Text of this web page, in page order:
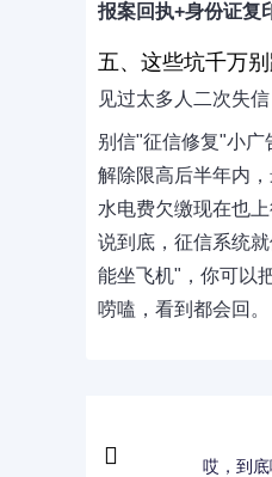
报案回执+身份证复
五、这些坑千万别
见过太多人二次失
别信"征信修复"小广
解除限高后半年内
水电费欠缴现在也
说到底，征信系统
能坐飞机"，你可以
唠嗑，看到都会回。
哎，到